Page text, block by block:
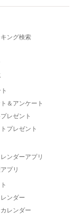
ング検索
＆アンケート
レゼント
プレゼント
ンダーアプリ
プリ
ンダー
レンダー